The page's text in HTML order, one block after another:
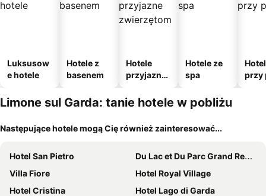
Luksusow
e hotele
Hotele z
basenem
Hotele
przyjazne
m
Hotele ze
spa
przy
Limone sul Garda: tanie hotele w pobliżu
Następujące hotele mogą Cię również zainteresować...
Hotel San Pietro
Du Lac et Du Parc Grand Resort
Villa Fiore
Hotel Royal Village
Hotel Cristina
Hotel Lago di Garda